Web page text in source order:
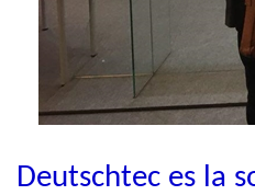
Deutschtec es la